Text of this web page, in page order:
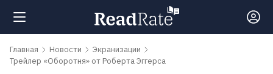
Поиск
Главная Новости
Экранизации
Трейлер «Оборотня» от Роберта Эггерса